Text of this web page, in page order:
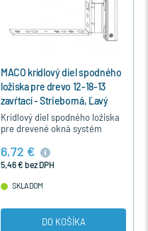
MACO krídlový diel spodného
ložiska pre drevo 12-18-13
zavŕtací - Strieborná, Ľavý
Krídlový diel spodného ložiska
pre drevené okná systém
do dolného rohu krídla okna
okutého kovaním MACO.
6,72 €
5,46 € bez DPH
SKLADOM
DO KOŠÍKA